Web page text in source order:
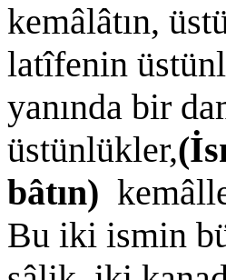
kemâlâtın,
latîfenin
yanında bir
üstünlükler,
bâtın)
Bu iki ismin